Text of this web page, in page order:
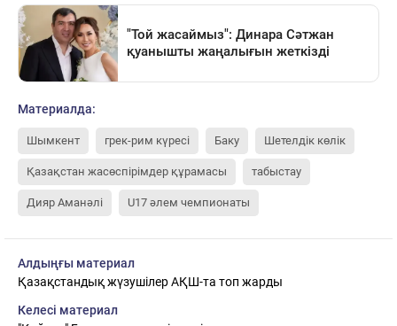
Материалда:
Шымкент грек-рим күресі Баку Шетелдік көлік
Қазақстан жасөспірімдер құрамасы табыстау
Дияр Аманәлі U17 әлем чемпионаты
Алдыңғы материал
Қазақстандық жүзушілер АҚШ-та топ жарды
Келесі материал